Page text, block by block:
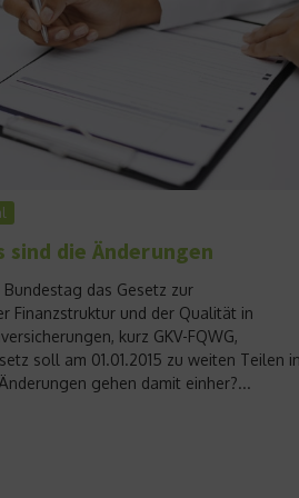
sind die Änderungen
das Gesetz zur
Finanzstruktur und der Qualität in
kurz GKV-FQWG,
soll am 01.01.2015 zu weiten Teilen
gehen damit einher?...